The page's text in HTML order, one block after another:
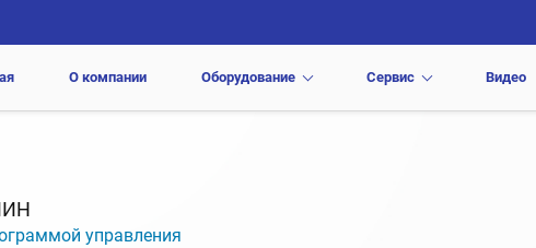
О компании Оборудование Сервис Видео
управления